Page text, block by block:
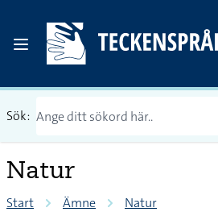
Sök:
Natur
Start Ämne Natur